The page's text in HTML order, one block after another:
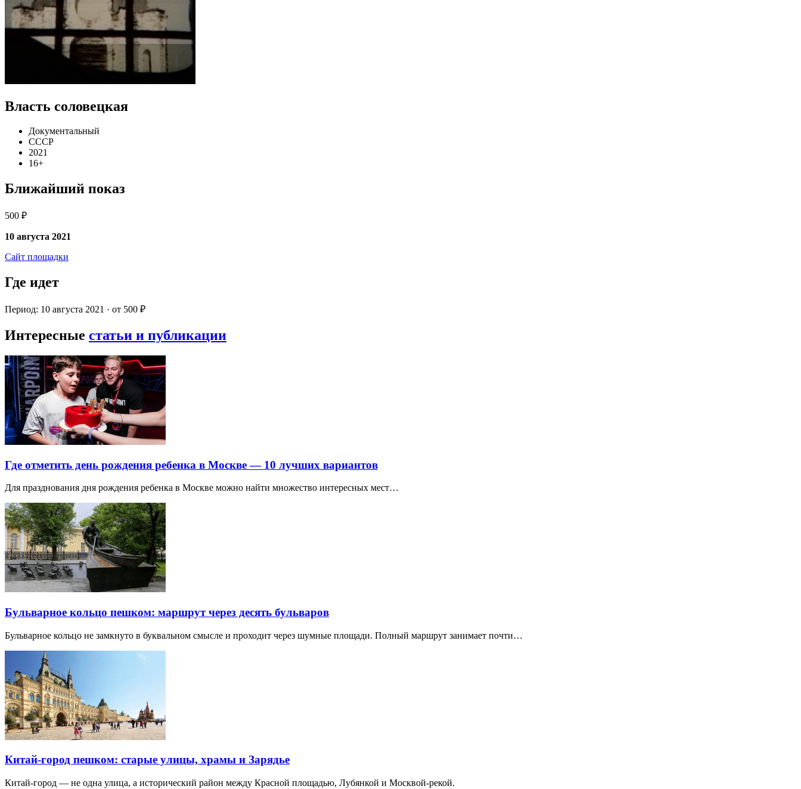
Власть соловецкая
Документальный
СССР
2021
16+
Ближайший показ
500 ₽
10 августа 2021
Сайт площадки
Где идет
Период: 10 августа 2021 · от 500 ₽
Интересные статьи и публикации
Где отметить день рождения ребенка в Москве — 10 лучших вариантов
Для празднования дня рождения ребенка в Москве можно найти множество интересных мест…
Бульварное кольцо пешком: маршрут через десять бульваров
Бульварное кольцо не замкнуто в буквальном смысле и проходит через шумные площади. Полный маршрут занимает почти…
Китай-город пешком: старые улицы, храмы и Зарядье
Китай-город — не одна улица, а исторический район между Красной площадью, Лубянкой и Москвой-рекой.